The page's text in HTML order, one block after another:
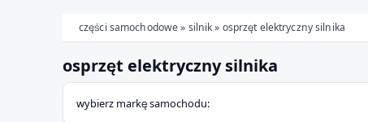
Wybierz swój pojazd
części samochodowe» silnik» osprzęt elektryczny silnika
osprzęt elektryczny silnika
wybierz markę samochodu: